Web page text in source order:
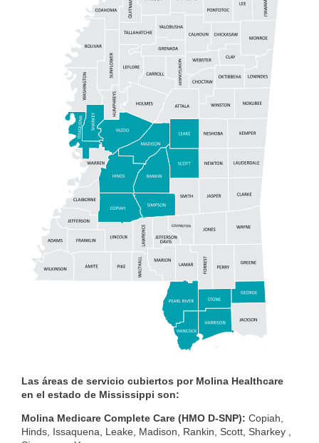
Las áreas de servicio cubiertos por Molina Healthcare
en el estado de Mississippi son:
Molina Medicare Complete Care (HMO D-SNP): Copiah,
Hinds, Issaquena, Leake, Madison, Rankin, Scott, Sharkey ,